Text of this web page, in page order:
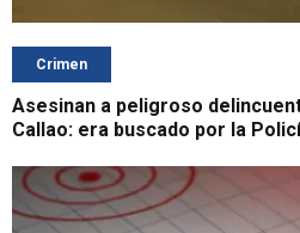
Crimen
Asesinan a peligroso
Callao: era buscado por la